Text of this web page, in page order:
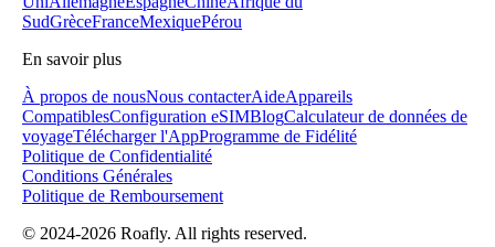
SudGrèceFranceMexiquePérou
En savoir plus
À propos de nousNous contacterAideAppareils
CompatiblesConfiguration eSIMBlogCalculateur de données de
voyageTélécharger l'AppProgramme de Fidélité
Politique de Confidentialité
Conditions Générales
Politique de Remboursement
© 2024-2026 Roafly. All rights reserved.